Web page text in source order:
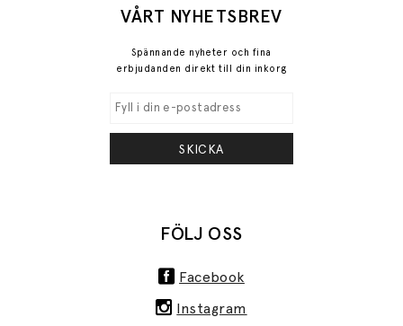
VÅRT NYHETSBREV
Spännande nyheter och fina
erbjudanden direkt till din inkorg
SKICKA
FÖLJ OSS
Facebook
Instagram